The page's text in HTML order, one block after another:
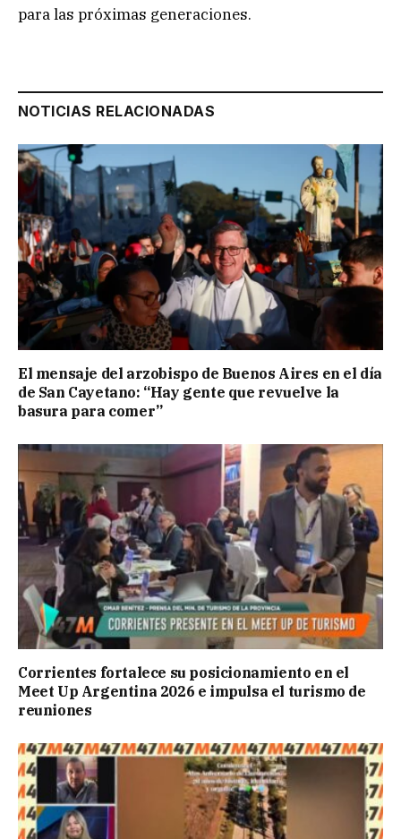
para las próximas generaciones.
NOTICIAS RELACIONADAS
El mensaje del arzobispo de Buenos Aires en el día
de San Cayetano: “Hay gente que revuelve la
basura para comer”
Corrientes fortalece su posicionamiento en el
Meet Up Argentina 2026 e impulsa el turismo de
reuniones